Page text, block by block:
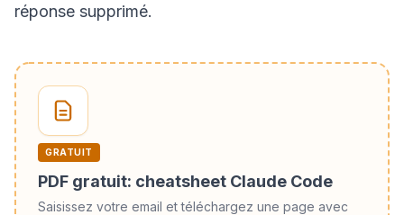
réponse supprimé.
GRATUIT
PDF gratuit: cheatsheet Claude Code
Saisissez votre email et téléchargez une page avec